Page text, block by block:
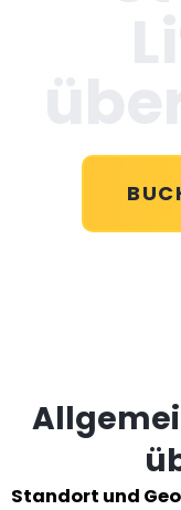
Standort und